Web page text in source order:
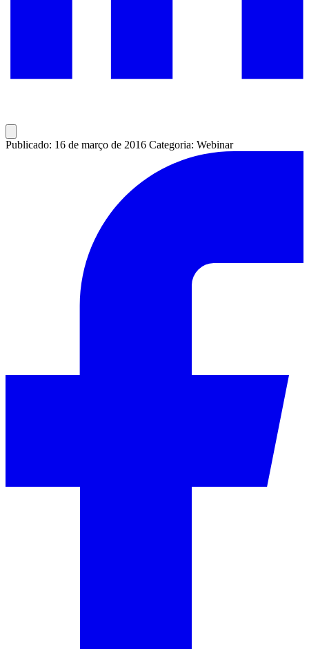
Publicado: 16 de março de 2016 Categoria: Webinar